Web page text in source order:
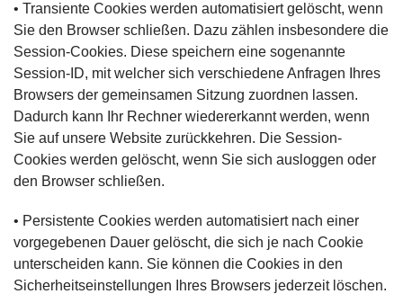
• Transiente Cookies werden automatisiert gelöscht, wenn
Sie den Browser schließen. Dazu zählen insbesondere die
Session-Cookies. Diese speichern eine sogenannte
Session-ID, mit welcher sich verschiedene Anfragen Ihres
Browsers der gemeinsamen Sitzung zuordnen lassen.
Dadurch kann Ihr Rechner wiedererkannt werden, wenn
Sie auf unsere Website zurückkehren. Die Session-
Cookies werden gelöscht, wenn Sie sich ausloggen oder
den Browser schließen.
• Persistente Cookies werden automatisiert nach einer
vorgegebenen Dauer gelöscht, die sich je nach Cookie
unterscheiden kann. Sie können die Cookies in den
Sicherheitseinstellungen Ihres Browsers jederzeit löschen.